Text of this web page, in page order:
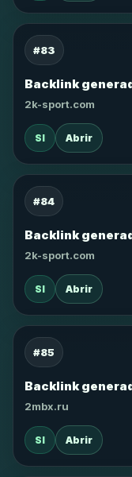
#83
Backlink
2k-sport.com
SI Abrir
#84
Backlink
2k-sport.com
SI Abrir
#85
Backlink
2mbx.ru
SI Abrir